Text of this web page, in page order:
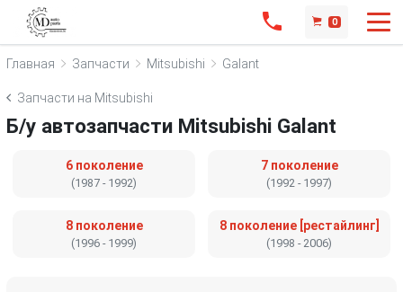
0
Главная Запчасти Mitsubishi Galant
Запчасти на Mitsubishi
Б/у автозапчасти Mitsubishi Galant
6 поколение
(1987 - 1992)
7 поколение
(1992 - 1997)
8 поколение
(1996 - 1999)
8 поколение [рестайлинг]
(1998 - 2006)